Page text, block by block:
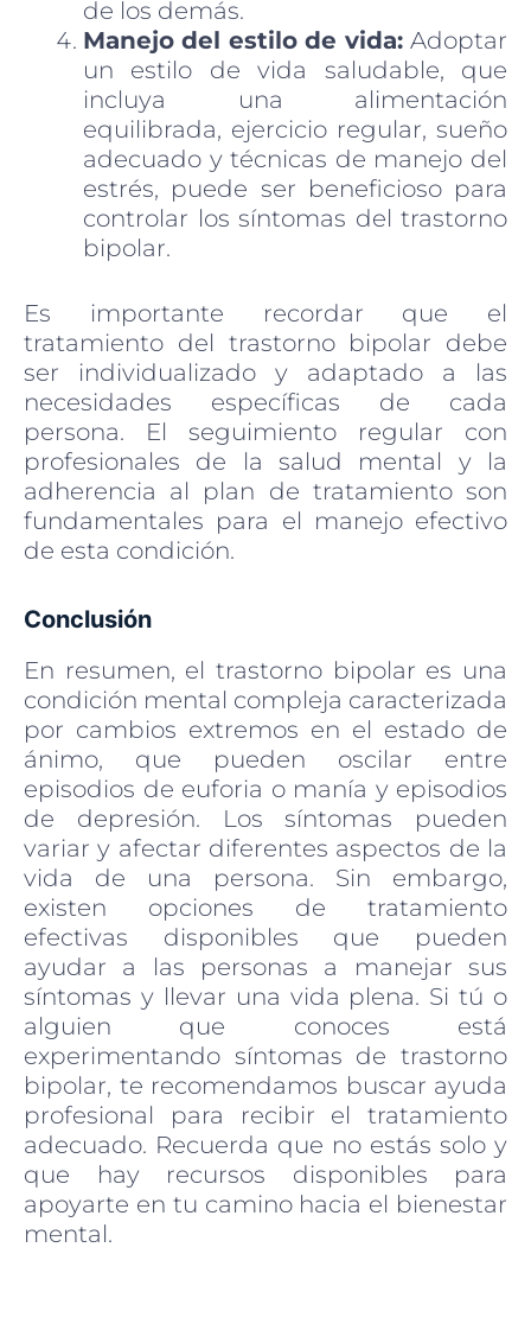
de los demás.
Manejo del estilo de vida: Adoptar
un estilo de vida saludable, que
incluya una alimentación
equilibrada, ejercicio regular, sueño
adecuado y técnicas de manejo del
estrés, puede ser beneficioso para
controlar los síntomas del trastorno
bipolar.
Es importante recordar que el
tratamiento del trastorno bipolar debe
ser individualizado y adaptado a las
necesidades específicas de cada
persona. El seguimiento regular con
profesionales de la salud mental y la
adherencia al plan de tratamiento son
fundamentales para el manejo efectivo
de esta condición.
Conclusión
En resumen, el trastorno bipolar es una
condición mental compleja caracterizada
por cambios extremos en el estado de
ánimo, que pueden oscilar entre
episodios de euforia o manía y episodios
de depresión. Los síntomas pueden
variar y afectar diferentes aspectos de la
vida de una persona. Sin embargo,
existen opciones de tratamiento
efectivas disponibles que pueden
ayudar a las personas a manejar sus
síntomas y llevar una vida plena. Si tú o
alguien que conoces está
experimentando síntomas de trastorno
bipolar, te recomendamos buscar ayuda
profesional para recibir el tratamiento
adecuado. Recuerda que no estás solo y
que hay recursos disponibles para
apoyarte en tu camino hacia el bienestar
mental.